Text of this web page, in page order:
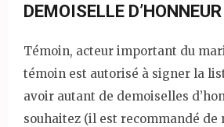
DEMOISELLE
Témoin, acteur important du
témoin est autorisé à signer la
avoir autant de demoiselles
souhaitez (il est recommandé de